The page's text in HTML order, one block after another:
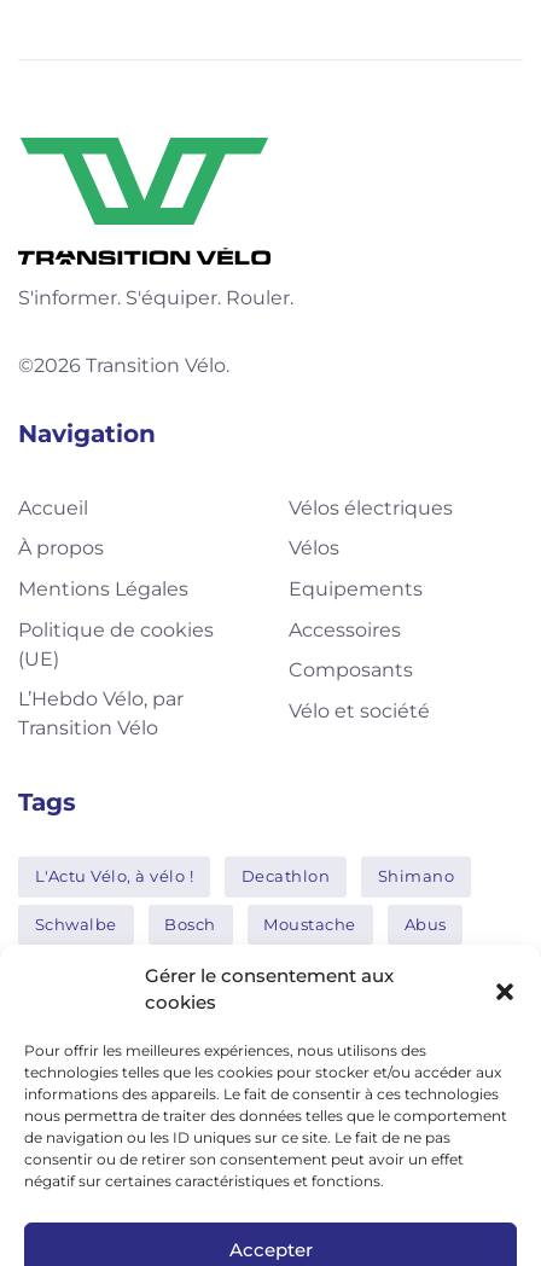
Gérer le consentement aux
cookies
Pour offrir les meilleures expériences, nous utilisons des
technologies telles que les cookies pour stocker et/ou accéder aux
informations des appareils. Le fait de consentir à ces technologies
nous permettra de traiter des données telles que le comportement
de navigation ou les ID uniques sur ce site. Le fait de ne pas
consentir ou de retirer son consentement peut avoir un effet
négatif sur certaines caractéristiques et fonctions.
Accepter
S'informer. S'équiper. Rouler.
©2026 Transition Vélo.
Navigation
Accueil
À propos
Mentions Légales
Politique de cookies
(UE)
L’Hebdo Vélo, par
Transition Vélo
Vélos électriques
Vélos
Equipements
Accessoires
Composants
Vélo et société
Tags
L'Actu Vélo, à vélo ! Decathlon Shimano
Schwalbe Bosch Moustache Abus
Thule Nakamura
Réseaux sociaux
google news
facebook
twitter